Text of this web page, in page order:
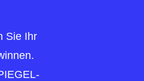
Sie Ihr